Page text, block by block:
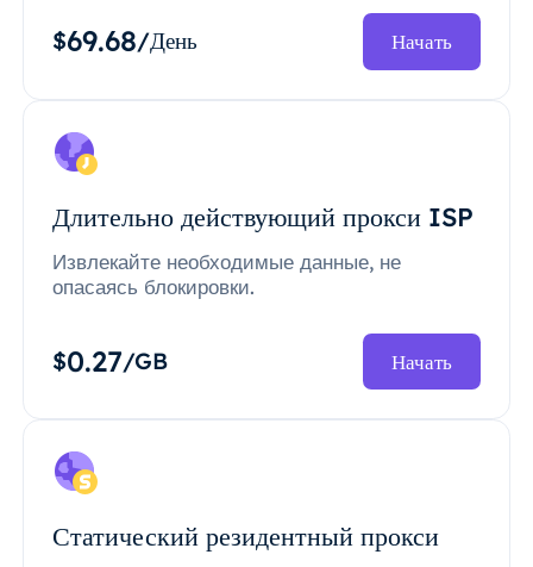
$69.68/День Начать
Длительно действующий прокси ISP
Извлекайте необходимые данные, не
опасаясь блокировки.
$0.27/GB Начать
Статический резидентный прокси